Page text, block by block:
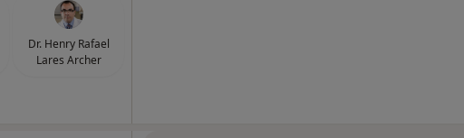
Dr. Henry Rafael
Lares Archer